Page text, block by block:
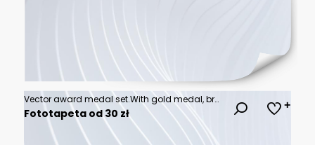
Vector award medal set.With gold medal, bronze medal and bronze medal. - Additional format EPS10 - Separate layers for easy editing
Fototapeta od 30 zł